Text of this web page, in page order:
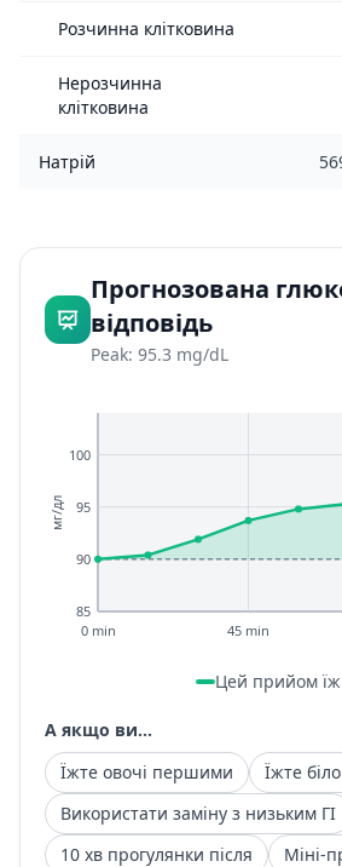
Розчинна клітковина
Нерозчинна
клітковина
Натрій
Прогнозована
відповідь
Peak: 95.3 mg/dL
85
90
95
100
0 min 45 min
мг/дл
Цей прийом
А якщо ви...
Їжте овочі першими
Їжте
Використати заміну з низьким ГІ
10 хв прогулянки після
Міні-